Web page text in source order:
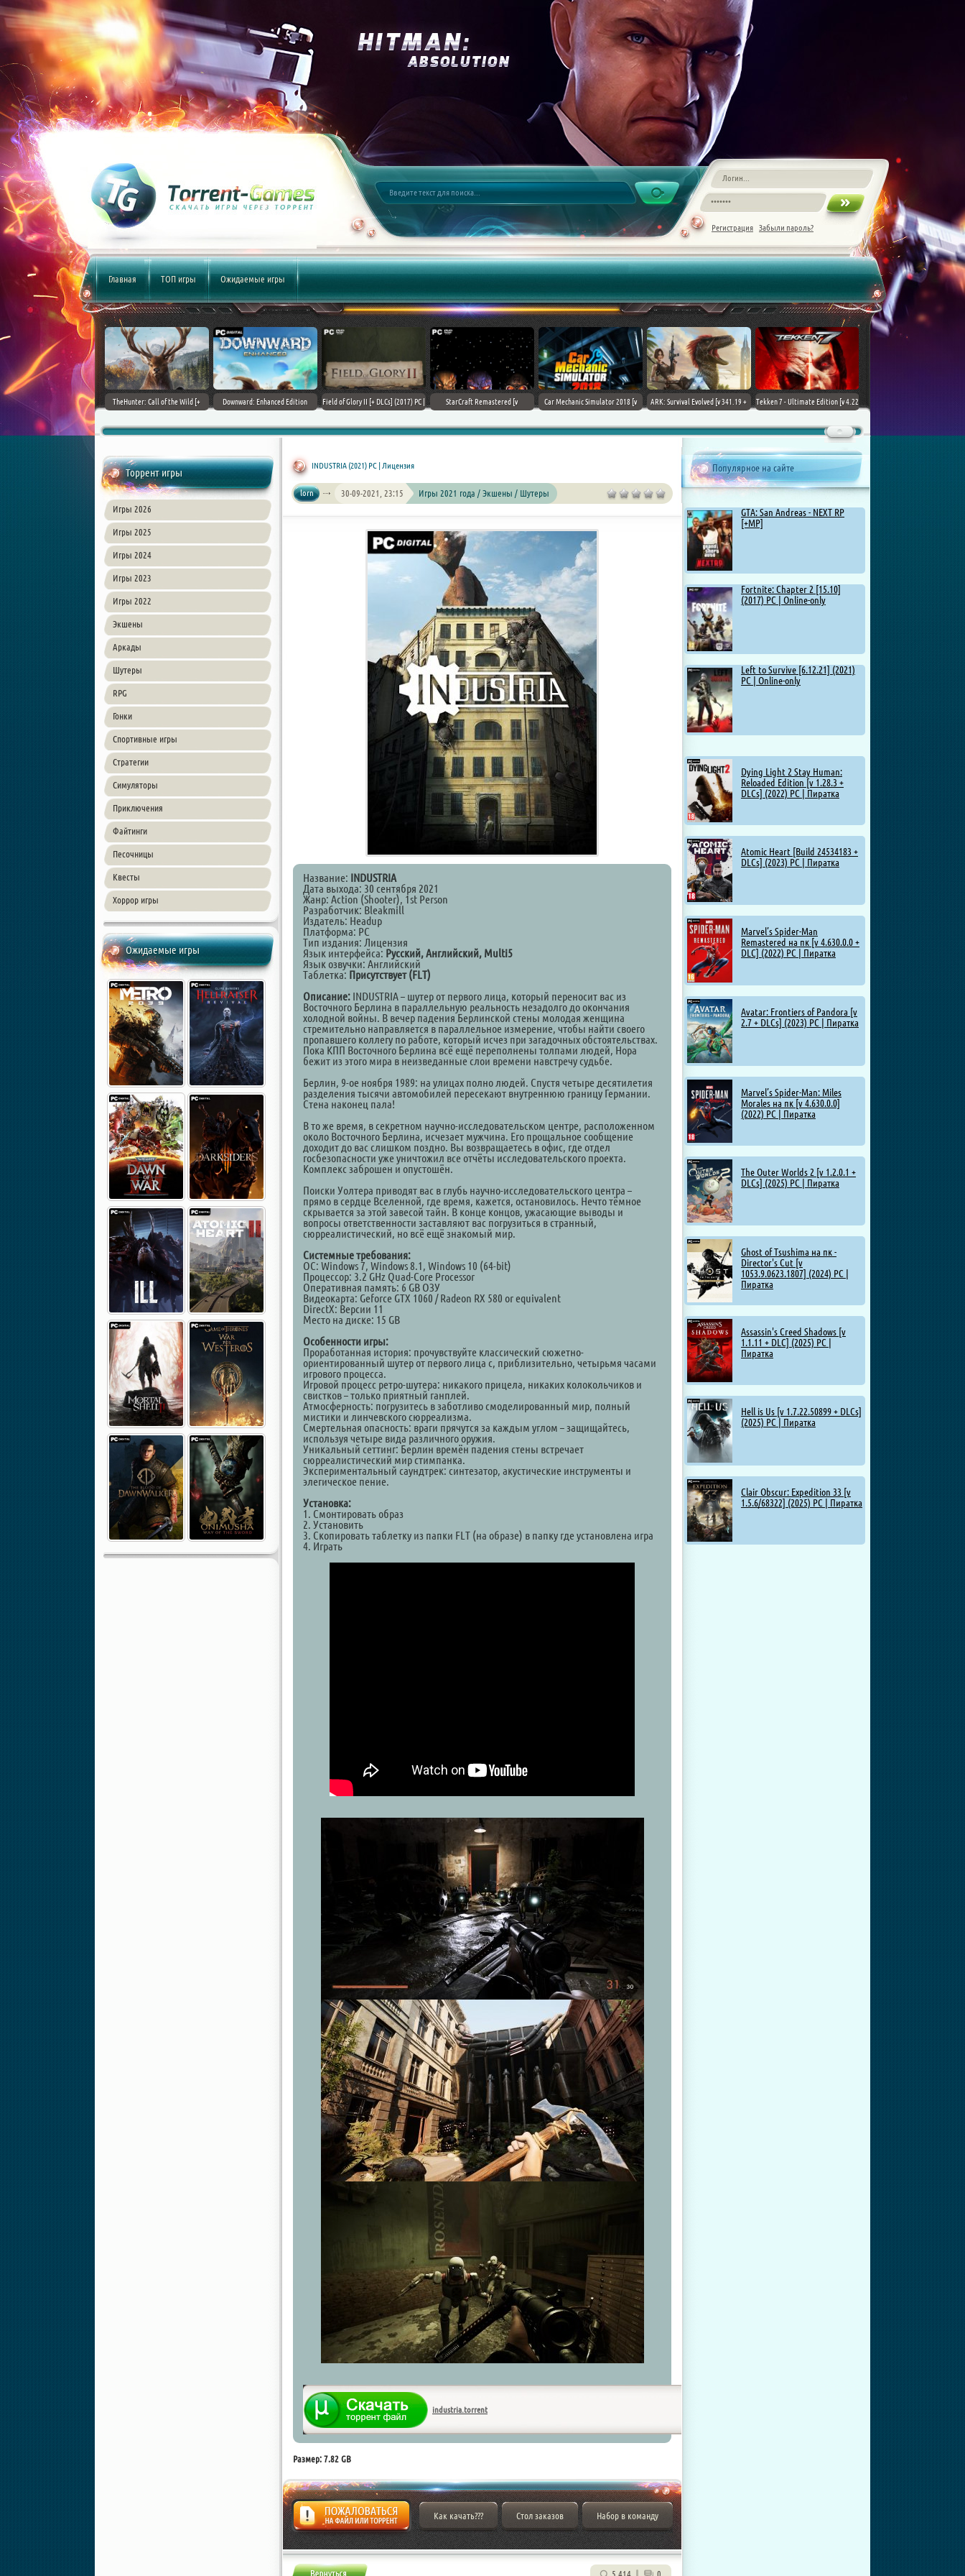
Регистрация Забыли пароль?
Главная ТОП игры Ожидаемые игры
World [v 1.11.4 + DLCs] (2017)
PC | Лицензия
TheHunter: Call of the Wild [+
Downward: Enhanced Edition
Field of Glory II [+ DLCs] (2017) PC |
StarCraft Remastered [v
Car Mechanic Simulator 2018 [v
ARK: Survival Evolved [v 341.19 +
Tekken 7 - Ultimate Edition [v 4.22
Chovka
Торрент игры
Игры 2026
Игры 2025
Игры 2024
Игры 2023
Игры 2022
Экшены
Аркады
Шутеры
RPG
Гонки
Спортивные игры
Стратегии
Симуляторы
Приключения
Файтинги
Песочницы
Квесты
Хоррор игры
Ожидаемые игры
Популярное на сайте
GTA: San Andreas - NEXT RP
[+MP]
Fortnite: Chapter 2 [15.10]
(2017) PC | Online-only
Left to Survive [6.12.21] (2021)
PC | Online-only
Dying Light 2 Stay Human:
Reloaded Edition [v 1.28.3 +
DLCs] (2022) PC | Пиратка
Atomic Heart [Build 24534183 +
DLCs] (2023) PC | Пиратка
Marvel’s Spider-Man
Remastered на пк [v 4.630.0.0 +
DLC] (2022) PC | Пиратка
Avatar: Frontiers of Pandora [v
2.7 + DLCs] (2023) PC | Пиратка
Marvel’s Spider-Man: Miles
Morales на пк [v 4.630.0.0]
(2022) PC | Пиратка
The Outer Worlds 2 [v 1.2.0.1 +
DLCs] (2025) PC | Пиратка
Ghost of Tsushima на пк -
Director's Cut [v
1053.9.0623.1807] (2024) PC |
Пиратка
Assassin's Creed Shadows [v
1.1.11 + DLC] (2025) PC |
Пиратка
Hell is Us [v 1.7.22.50899 + DLCs]
(2025) PC | Пиратка
Clair Obscur: Expedition 33 [v
1.5.6/68322] (2025) PC | Пиратка
INDUSTRIA (2021) PC | Лицензия
lorn 30-09-2021, 23:15 Игры 2021 года / Экшены / Шутеры
Название: INDUSTRIA
Дата выхода: 30 сентября 2021
Жанр: Action (Shooter), 1st Person
Разработчик: Bleakmill
Издатель: Headup
Платформа: PC
Тип издания: Лицензия
Язык интерфейса: Русский, Английский, Multi5
Язык озвучки: Английский
Таблетка: Присутствует (FLT)
Описание: INDUSTRIA – шутер от первого лица, который переносит вас из
Восточного Берлина в параллельную реальность незадолго до окончания
холодной войны. В вечер падения Берлинской стены молодая женщина
стремительно направляется в параллельное измерение, чтобы найти своего
пропавшего коллегу по работе, который исчез при загадочных обстоятельствах.
Пока КПП Восточного Берлина всё ещё переполнены толпами людей, Нора
бежит из этого мира в неизведанные слои времени навстречу судьбе.
Берлин, 9-ое ноября 1989: на улицах полно людей. Спустя четыре десятилетия
разделения тысячи автомобилей пересекают внутреннюю границу Германии.
Стена наконец пала!
В то же время, в секретном научно-исследовательском центре, расположенном
около Восточного Берлина, исчезает мужчина. Его прощальное сообщение
доходит до вас слишком поздно. Вы возвращаетесь в офис, где отдел
госбезопасности уже уничтожил все отчёты исследовательского проекта.
Комплекс заброшен и опустошён.
Поиски Уолтера приводят вас в глубь научно-исследовательского центра –
прямо в сердце Вселенной, где время, кажется, остановилось. Нечто тёмное
скрывается за этой завесой тайн. В конце концов, ужасающие выводы и
вопросы ответственности заставляют вас погрузиться в странный,
сюрреалистический, но всё ещё знакомый мир.
Системные требования:
ОС: Windows 7, Windows 8.1, Windows 10 (64-bit)
Процессор: 3.2 GHz Quad-Core Processor
Оперативная память: 6 GB ОЗУ
Видеокарта: Geforce GTX 1060 / Radeon RX 580 or equivalent
DirectX: Версии 11
Место на диске: 15 GB
Особенности игры:
Проработанная история: прочувствуйте классический сюжетно-
ориентированный шутер от первого лица с, приблизительно, четырьмя часами
игрового процесса.
Игровой процесс ретро-шутера: никакого прицела, никаких колокольчиков и
свистков – только приятный ганплей.
Атмосферность: погрузитесь в заботливо смоделированный мир, полный
мистики и линчевского сюрреализма.
Смертельная опасность: враги прячутся за каждым углом – защищайтесь,
используя четыре вида различного оружия.
Уникальный сеттинг: Берлин времён падения стены встречает
сюрреалистический мир стимпанка.
Экспериментальный саундтрек: синтезатор, акустические инструменты и
элегическое пение.
Установка:
1. Смонтировать образ
2. Установить
3. Скопировать таблетку из папки FLT (на образе) в папку где установлена игра
4. Играть
industria.torrent
Размер: 7.82 GB
Жалоба
Как качать??? Стол заказов Набор в команду
5 414 0